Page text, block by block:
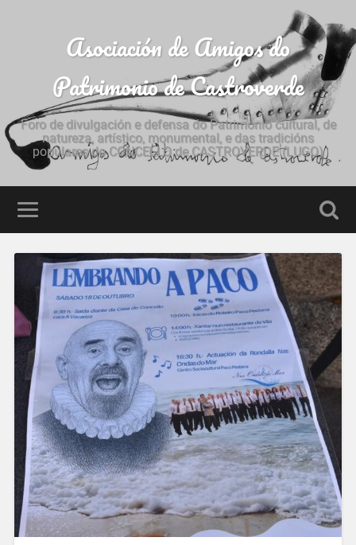
Asociación de Amigos do
Patrimonio de Castroverde
Foro de divulgación e defensa do Patrimonio cultural, de
natureza, artístico, monumental, e das tradicións
populares do CONCELLO de CASTROVERDE (LUGO)